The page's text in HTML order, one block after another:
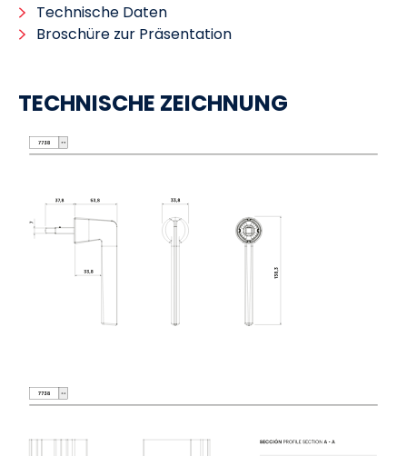
Technische Daten
Broschüre zur Präsentation
TECHNISCHE ZEICHNUNG